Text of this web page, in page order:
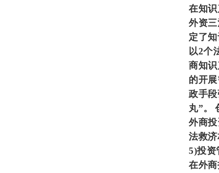
在知
外资
定了
以2个
商知
的开
政手
丸”。
外商
法救
5)投资
在外